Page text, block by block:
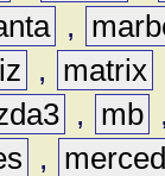
,
, matrix
, mb
,